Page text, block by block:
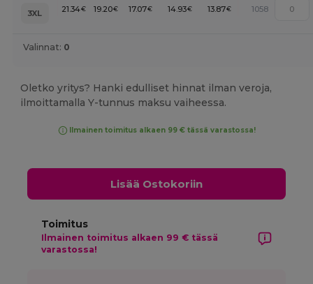
3XL 21.34€ 19.20€ 17.07€ 14.93€ 13.87€ 1058
Valinnat: 0
Oletko yritys? Hanki edulliset hinnat ilman veroja,
ilmoittamalla Y-tunnus maksu vaiheessa.
Ilmainen toimitus alkaen 99 € tässä varastossa!
Lisää Ostokoriin
Toimitus
Ilmainen toimitus alkaen 99 € tässä
varastossa!